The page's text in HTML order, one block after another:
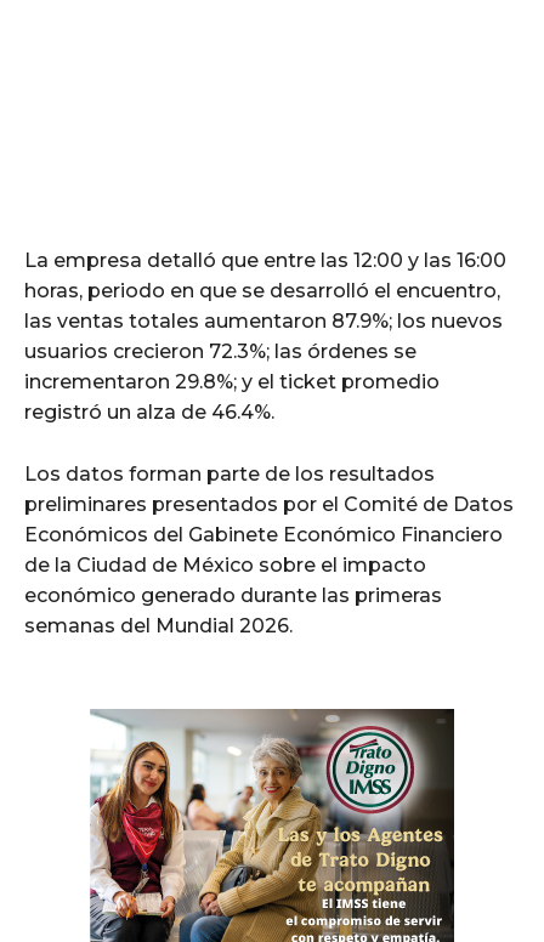
La empresa detalló que entre las 12:00 y las 16:00
horas, periodo en que se desarrolló el encuentro,
las ventas totales aumentaron 87.9%; los nuevos
usuarios crecieron 72.3%; las órdenes se
incrementaron 29.8%; y el ticket promedio
registró un alza de 46.4%.
Los datos forman parte de los resultados
preliminares presentados por el Comité de Datos
Económicos del Gabinete Económico Financiero
de la Ciudad de México sobre el impacto
económico generado durante las primeras
semanas del Mundial 2026.